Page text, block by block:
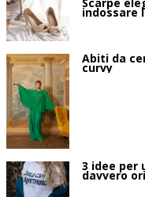
Scarpe
indossare
Abiti da
curvy
3 idee per
davvero